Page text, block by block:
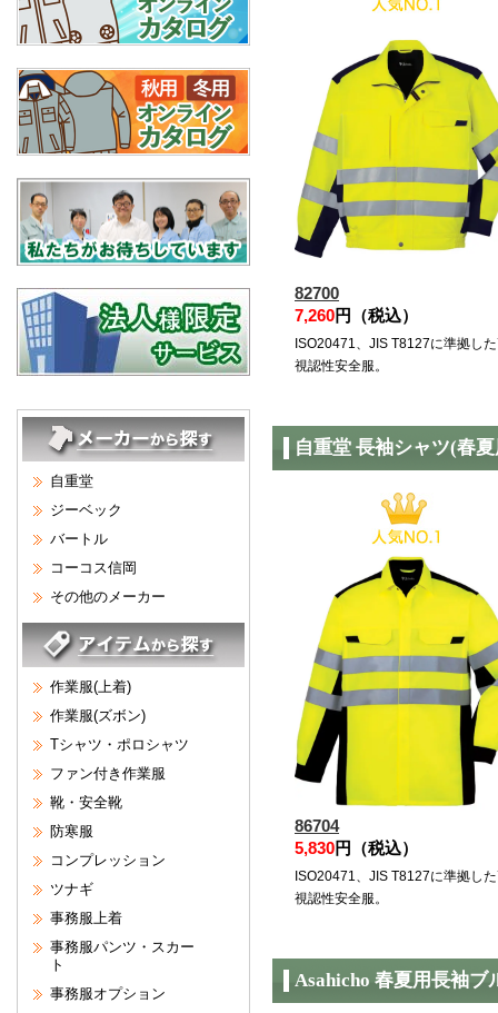
82700
7,260円（税込）
ISO20471、JIS T8127に準拠し
視認性安全服。
自重堂 長袖シャツ(春
86704
5,830円（税込）
ISO20471、JIS T8127に準拠し
視認性安全服。
Asahicho 春夏用長袖ブ
自重堂
ジーベック
バートル
コーコス信岡
その他のメーカー
作業服(上着)
作業服(ズボン)
Tシャツ・ポロシャツ
ファン付き作業服
靴・安全靴
防寒服
コンプレッション
ツナギ
事務服上着
事務服パンツ・スカー
ト
事務服オプション